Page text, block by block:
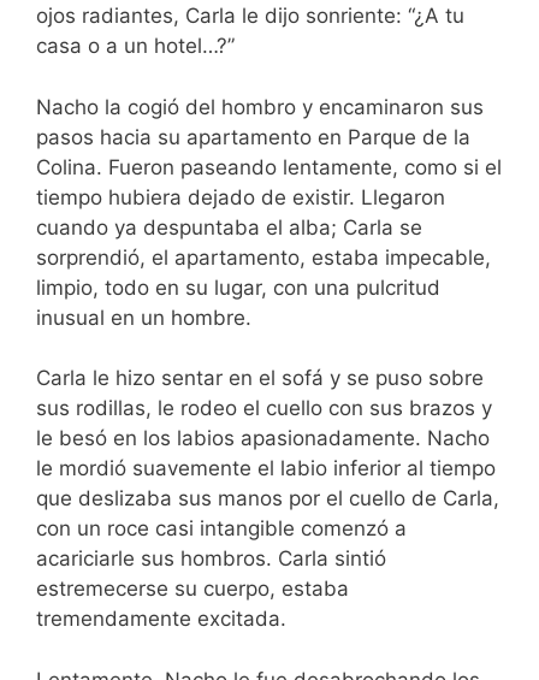
ojos radiantes, Carla le dijo sonriente: “¿A tu
casa o a un hotel…?”
Nacho la cogió del hombro y encaminaron sus
pasos hacia su apartamento en Parque de la
Colina. Fueron paseando lentamente, como si el
tiempo hubiera dejado de existir. Llegaron
cuando ya despuntaba el alba; Carla se
sorprendió, el apartamento, estaba impecable,
limpio, todo en su lugar, con una pulcritud
inusual en un hombre.
Carla le hizo sentar en el sofá y se puso sobre
sus rodillas, le rodeo el cuello con sus brazos y
le besó en los labios apasionadamente. Nacho
le mordió suavemente el labio inferior al tiempo
que deslizaba sus manos por el cuello de Carla,
con un roce casi intangible comenzó a
acariciarle sus hombros. Carla sintió
estremecerse su cuerpo, estaba
tremendamente excitada.